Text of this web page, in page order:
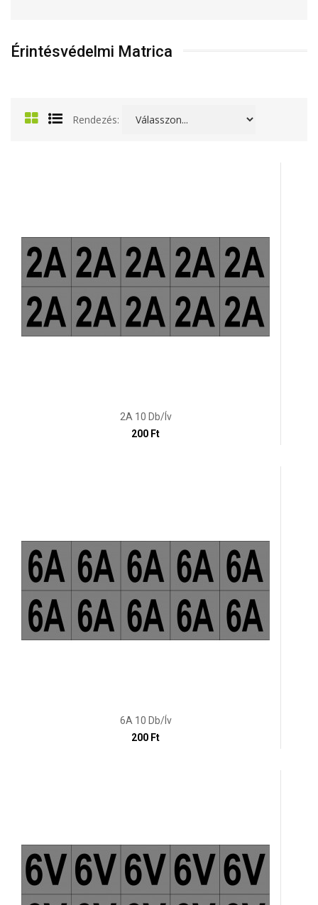
Érintésvédelmi Matrica
Rendezés:
2A 10 Db/ív
200 Ft
6A 10 Db/ív
200 Ft